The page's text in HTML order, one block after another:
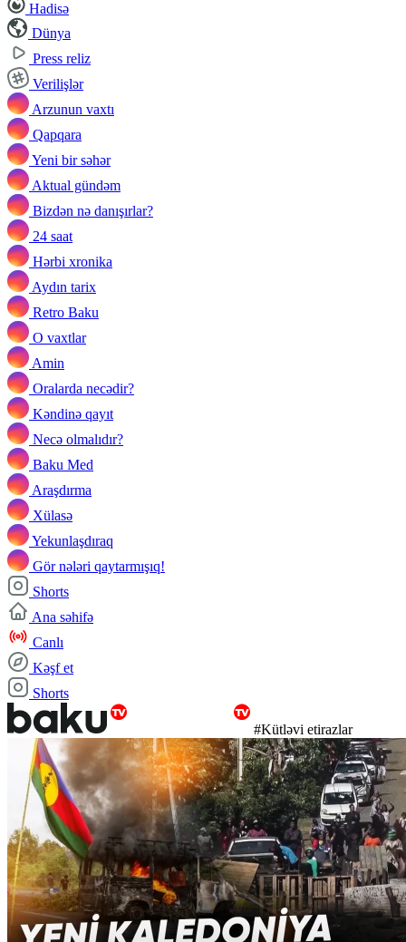
Hadisə
Dünya
Press reliz
Verilişlər
Arzunun vaxtı
Qapqara
Yeni bir səhər
Aktual gündəm
Bizdən nə danışırlar?
24 saat
Hərbi xronika
Aydın tarix
Retro Baku
O vaxtlar
Amin
Oralarda necədir?
Kəndinə qayıt
Necə olmalıdır?
Baku Med
Araşdırma
Xülasə
Yekunlaşdıraq
Gör nələri qaytarmışıq!
Shorts
Ana səhifə
Canlı
Kəşf et
Shorts
#Kütləvi etirazlar